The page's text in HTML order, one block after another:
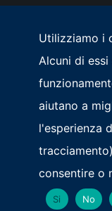
Utilizziamo i
Alcuni di
aiutano a
l'esperienza
consentire o
Si No